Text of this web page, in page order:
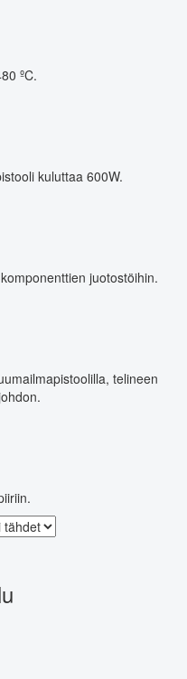
ºC.
kuluttaa 600W.
juotostöihin.
telineen